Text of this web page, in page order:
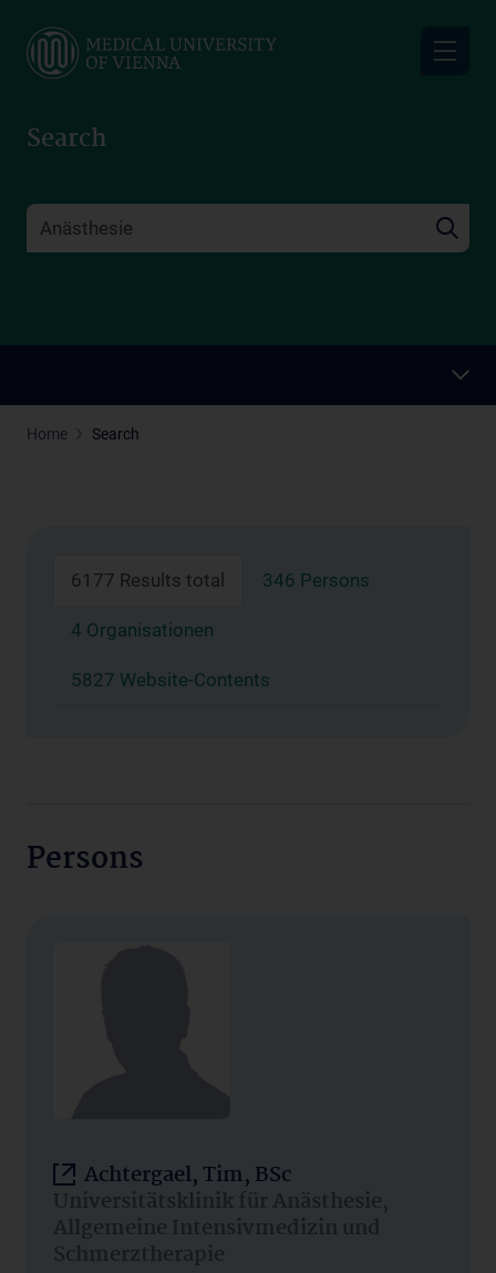
main
Search
Home Search
6177 Results total 346 Persons
4 Organisationen
5827 Website-Contents
Persons
Achtergael, Tim, BSc
Universitätsklinik für Anästhesie,
Allgemeine Intensivmedizin und
Schmerztherapie